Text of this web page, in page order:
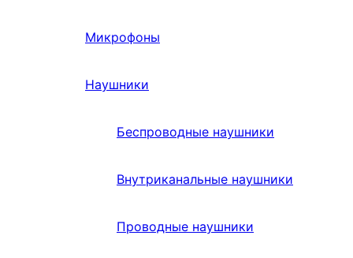
Микрофоны
Наушники
Беспроводные наушники
Внутриканальные наушники
Проводные наушники